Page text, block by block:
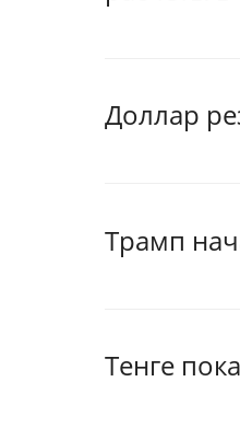
Доллар
Трамп
Тенге